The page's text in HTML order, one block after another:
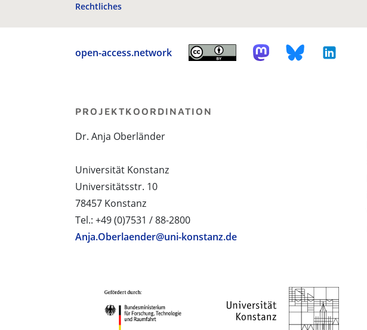
Rechtliches
open-access.network
PROJEKTKOORDINATION
Dr. Anja Oberländer
Universität Konstanz
Universitätsstr. 10
78457 Konstanz
Tel.: +49 (0)7531 / 88-2800
Anja.Oberlaender@uni-konstanz.de